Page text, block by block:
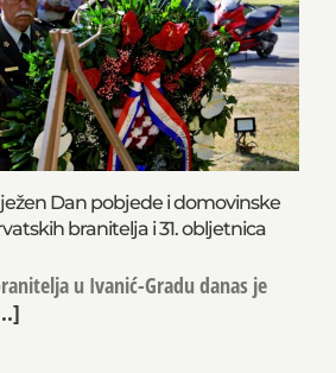
Dan pobjede i domovinske
branitelja i 31. obljetnica
u Ivanić-Gradu danas je